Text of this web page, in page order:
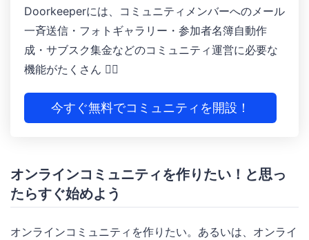
Doorkeeperには、コミュニティメンバーへのメール
一斉送信・フォトギャラリー ・参加者名簿自動作
成 ・サブスク集金などのコミュニティ運営に必要な
機能がたくさん 🙆‍♀️
今すぐ無料でコミュニティを開設！
オンラインコミュニティを作りたい！と思っ
たらすぐ始めよう
オンラインコミュニティを作りたい。あるいは、オンライ